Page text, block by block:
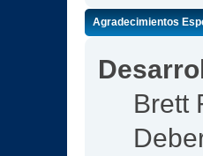
Agradecimientos
Brett